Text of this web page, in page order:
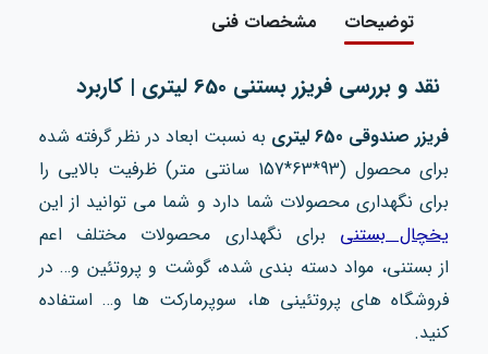
توضیحات مشخصات فنی
نقد و بررسی فریزر بستنی 650 لیتری | کاربرد
فریزر صندوقی 650 لیتری
به نسبت ابعاد در نظر گرفته شده
برای محصول (93*63*157 سانتی متر) ظرفیت بالایی را
برای نگهداری محصولات شما دارد و شما می توانید از این
یخچال بستنی برای نگهداری محصولات مختلف اعم
از بستنی، مواد دسته بندی شده، گوشت و پروتئین و… در
فروشگاه های پروتئینی ها، سوپرمارکت ها و… استفاده
کنید.